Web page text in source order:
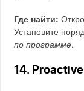
Где найти:
Установите
по программе.
14.